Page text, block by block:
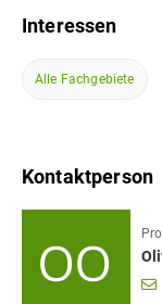
Interessen
Alle Fachgebiete
Kontaktperson